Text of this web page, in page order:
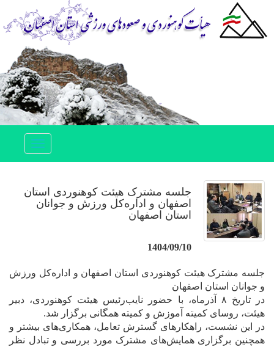
Toggle
جلسه مشترک هیئت کوهنوردی استان
اصفهان و اداره‌کل ورزش و جوانان
استان اصفهان
1404/09/10
جلسه مشترک هیئت کوهنوردی استان اصفهان و اداره‌کل ورزش
و جوانان استان اصفهان
در تاریخ ۸ آذرماه، با حضور نایب‌رئیس هیئت کوهنوردی، دبیر
هیئت، روسای کمیته آموزش و کمیته همگانی برگزار شد.
در این نشست، راهکارهای گسترش تعامل، همکاری‌های بیشتر و
همچنین برگزاری همایش‌های مشترک مورد بررسی و تبادل نظر